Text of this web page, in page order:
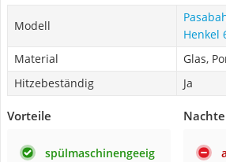
Modell
Henkel
Material
Glas,
Hitzebeständig
Ja
Vorteile
spülmaschinengeeig